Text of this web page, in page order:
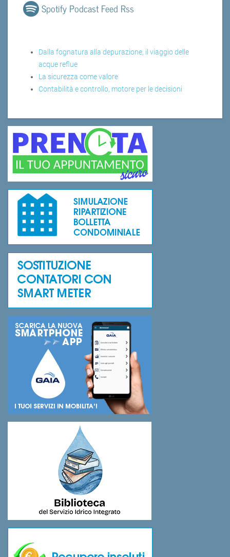
Spotify Podcast Feed Rss
Dalla fognatura alla depurazione, il viaggio delle
acque reflue
La sicurezza come valore
Contabilità e controllo, motore per le decisioni